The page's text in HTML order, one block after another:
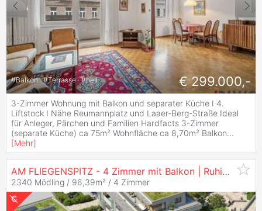
#Balkon #Terrasse #hell € 299.000,-
3-Zimmer Wohnung mit Balkon und separater Küche I 4.
Liftstock I Nähe Reumannplatz und Laaer-Berg-Straße Ideal
für Anleger, Pärchen und Familien Hardfacts 3-Zimmer
(separate Küche) ca 75m² Wohnfläche ca 8,70m² Balkon...
[Mehr]
AM FLIEGENSPITZ - 4 Zimmer mit Balkon | Ruhige Lage & Saubere Energie | Provisionsfrei!
2340 Mödling / 96,39m² / 4 Zimmer